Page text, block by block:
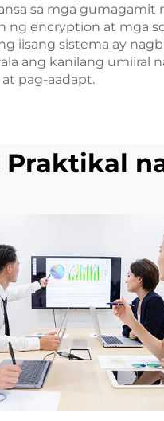
sa mga gumagamit
encryption at mga
iisang sistema ay
ang kanilang umiiral
pag-aadapt.
Praktikal